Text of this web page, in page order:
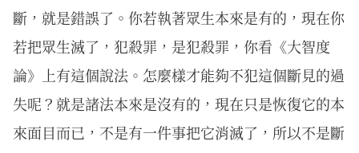
斷，就是錯誤了。你若執著眾生本來是有的，現在你
若把眾生滅了，犯殺罪，是犯殺罪，你看《大智度
論》上有這個說法。怎麼樣才能夠不犯這個斷見的過
失呢？就是諸法本來是沒有的，現在只是恢復它的本
來面目而已，不是有一件事把它消滅了，所以不是斷